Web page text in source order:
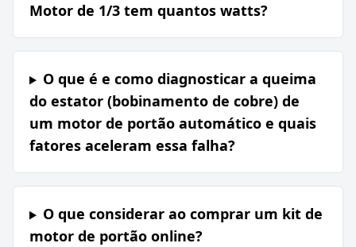
Motor de 1/3 tem quantos watts?
O que é e como diagnosticar a queima
do estator (bobinamento de cobre) de
um motor de portão automático e quais
fatores aceleram essa falha?
O que considerar ao comprar um kit de
motor de portão online?